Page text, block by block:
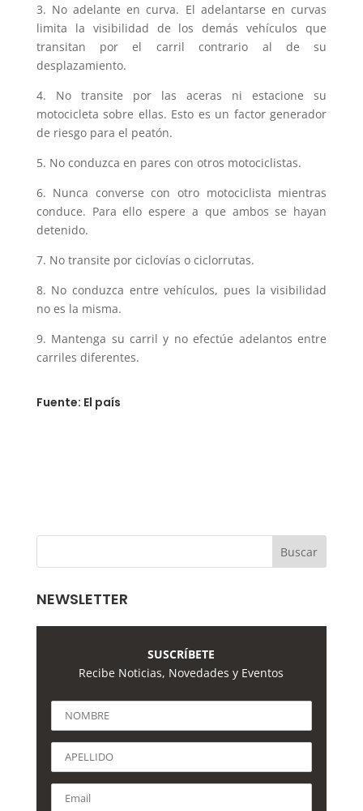
3. No adelante en curva. El adelantarse en curvas
limita la visibilidad de los demás vehículos que
transitan por el carril contrario al de su
desplazamiento.
4. No transite por las aceras ni estacione su
motocicleta sobre ellas. Esto es un factor generador
de riesgo para el peatón.
5. No conduzca en pares con otros motociclistas.
6. Nunca converse con otro motociclista mientras
conduce. Para ello espere a que ambos se hayan
detenido.
7. No transite por ciclovías o ciclorrutas.
8. No conduzca entre vehículos, pues la visibilidad
no es la misma.
9. Mantenga su carril y no efectúe adelantos entre
carriles diferentes.
Fuente: El país
NEWSLETTER
SUSCRÍBETE
Recibe Noticias, Novedades y Eventos